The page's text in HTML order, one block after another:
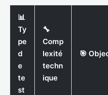
📊
Ty
pe
d
e
te
st
🔧
Comp
lexité
techn
ique
🎯